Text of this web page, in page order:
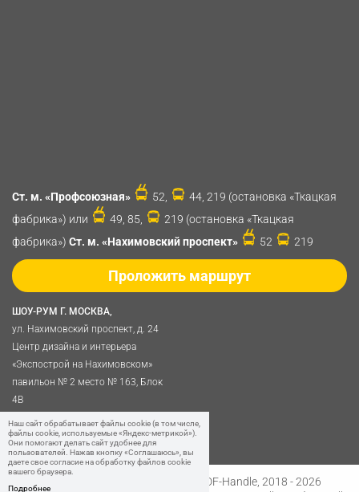
ШОУ-РУМ Г. МОСКВА,
ул. Нахимовский проспект, д. 24
Центр дизайна и интерьера
«Экспострой на Нахимовском»
павильон № 2 место № 163, Блок
4B
Политика обработки
персональных данных
Ст. м. «Профсоюзная» 52,
44, 219 (остановка «Ткацкая
фабрика») или
49, 85,
219 (остановка «Ткацкая
фабрика») Ст. м. «Нахимовский проспект» 52 219
Проложить маршрут
© SDF-Handle, 2018 - 2026
Наш сайт обрабатывает файлы cookie (в том числе,
файлы cookie, используемые «Яндекс-метрикой»).
Они помогают делать сайт удобнее для
пользователей. Нажав кнопку «Соглашаюсь», вы
даете свое согласие на обработку файлов cookie
вашего браузера.
Подробнее